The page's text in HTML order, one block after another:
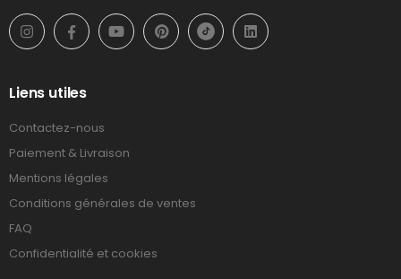
Liens utiles
Contactez-nous
Paiement & Livraison
Mentions légales
Conditions générales de ventes
FAQ
Confidentialité et cookies